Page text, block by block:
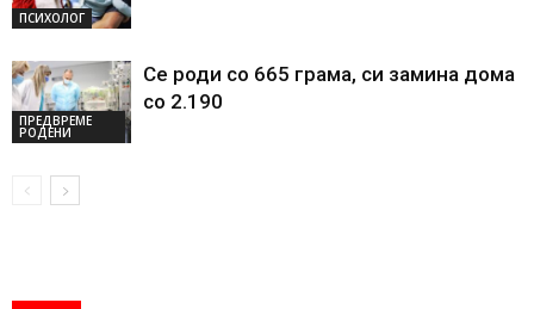
ПСИХОЛОГ
ПРЕДВРЕМЕ
РОДЕНИ
Се роди со 665 грама, си замина дома
со 2.190